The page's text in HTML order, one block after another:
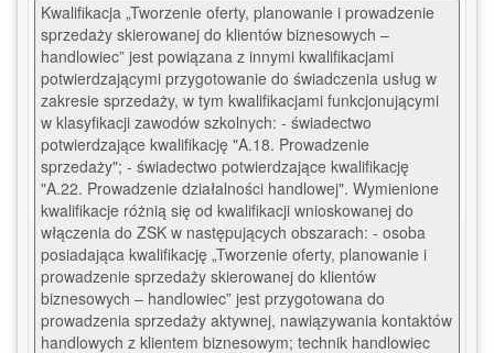
Kwalifikacja „Tworzenie oferty, planowanie i prowadzenie
sprzedaży skierowanej do klientów biznesowych –
handlowiec” jest powiązana z innymi kwalifikacjami
potwierdzającymi przygotowanie do świadczenia usług w
zakresie sprzedaży, w tym kwalifikacjami funkcjonującymi
w klasyfikacji zawodów szkolnych: - świadectwo
potwierdzające kwalifikację "A.18. Prowadzenie
sprzedaży"; - świadectwo potwierdzające kwalifikację
"A.22. Prowadzenie działalności handlowej". Wymienione
kwalifikacje różnią się od kwalifikacji wnioskowanej do
włączenia do ZSK w następujących obszarach: - osoba
posiadająca kwalifikację „Tworzenie oferty, planowanie i
prowadzenie sprzedaży skierowanej do klientów
biznesowych – handlowiec” jest przygotowana do
prowadzenia sprzedaży aktywnej, nawiązywania kontaktów
handlowych z klientem biznesowym; technik handlowiec